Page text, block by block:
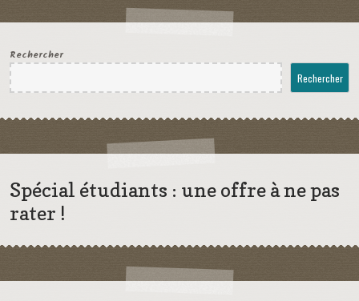
Rechercher
Rechercher
Spécial étudiants : une offre à ne pas
rater !